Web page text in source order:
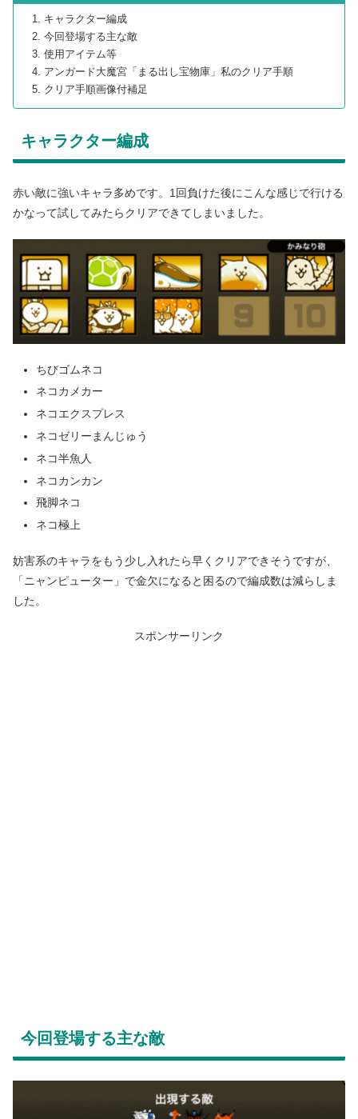
キャラクター編成
今回登場する主な敵
使用アイテム等
アンガード大魔宮「まる出し宝物庫」私のクリア手順
クリア手順画像付補足
キャラクター編成
赤い敵に強いキャラ多めです。1回負けた後にこんな感じで行ける
かなって試してみたらクリアできてしまいました。
ちびゴムネコ
ネコカメカー
ネコエクスプレス
ネコゼリーまんじゅう
ネコ半魚人
ネコカンカン
飛脚ネコ
ネコ極上
妨害系のキャラをもう少し入れたら早くクリアできそうですが、
「ニャンピューター」で金欠になると困るので編成数は減らしま
した。
スポンサーリンク
今回登場する主な敵